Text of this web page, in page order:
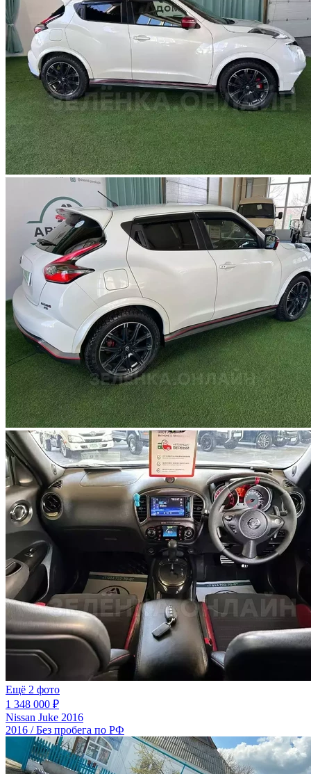
Ещё 2 фото
1 348 000 ₽
Nissan Juke 2016
2016 / Без пробега по РФ